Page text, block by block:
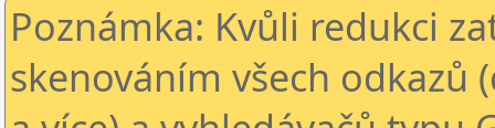
Poznámka: Kvůli redukci
skenováním všech odkazů